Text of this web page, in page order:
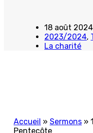
18 août 2024
2023/2024,
La charité
Accueil » Sermons »
Pentecôte